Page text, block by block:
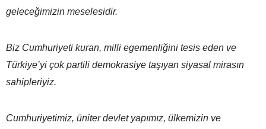
geleceğimizin meselesidir.
Biz Cumhuriyeti kuran, milli egemenliğini tesis eden ve
Türkiye’yi çok partili demokrasiye taşıyan siyasal mirasın
sahipleriyiz.
Cumhuriyetimiz, üniter devlet yapımız, ülkemizin ve